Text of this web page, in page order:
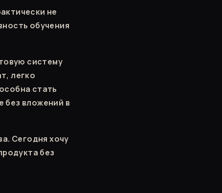
не
обучения
систему
легко
стать
без вложений в
Сегодня хочу
без